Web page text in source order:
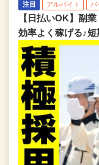
注目 アルバイト パ
【日払いOK】副
効率よく稼げる♪短